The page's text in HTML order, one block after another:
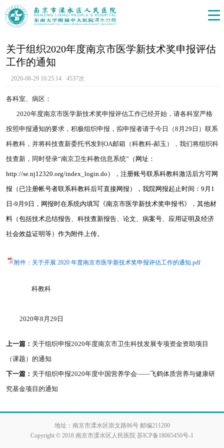
关于组织2020年度南京市医学新技术奖申报评估
工作的通知
2020-08-29 10:25:14 4537次
各科室、病区：
2020年度南京市医学新技术奖申报评估工作已经开始，请各科室严格
按照申报通知的要求，积极组织申报，拟申报者请于今日（8月29日）联系
科教科，并将科技查新委托书发到OA邮箱（科教科-郝玉），我们将组织科
技查新，同时登录“南京卫生科教信息系统” （网址：
http://se.nj12320.org/index_login.do），注册账号联系科教科激活后方可网
报（已注册帐号者联系科教科后可直接网报），我院网报起止时间：9月1
日-9月9日，网报时在系统内填写《南京市医学新技术奖申报书》，其他材
料（包括技术总结报告、科技查新报告、论文、病案号、应用证明及经济
社会效益证明等）作为附件上传。
附件：关于开展 2020 年度南京市医学新技术奖申报评估工作的通知.pdf
科教科
2020年8月29日
上一篇： 关于组织申报2020年度南京市卫生科技发展专项资金资助项目
（课题）的通知
下一篇： 关于组织申报2020年度中国营养学会——飞鹤体质营养与健康研
究基金项目的通知
地址：南京市溧水区崇文路86号 邮编211200
Copyright © 2018 南京市溧水区人民医院 苏ICP备18065450号-1